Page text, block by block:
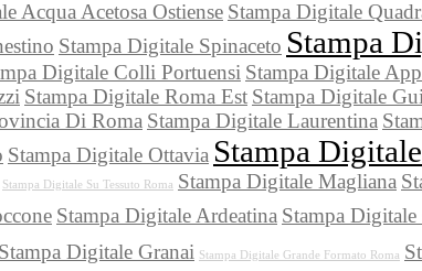
Acqua Acetosa Ostiense Stampa Digitale
Stampa Digitale Spinaceto Stampa
Digitale Colli Portuensi Stampa Digitale
Stampa Digitale Roma Est Stampa Digitale
Di Roma Stampa Digitale Laurentina
Stampa Digitale Ottavia Stampa
Stampa Digitale Su Tessuto Roma Stampa Digitale Magliana
Stampa Digitale Ardeatina Stampa
Stampa Digitale Granai Stampa Digitale Grande Formato Roma